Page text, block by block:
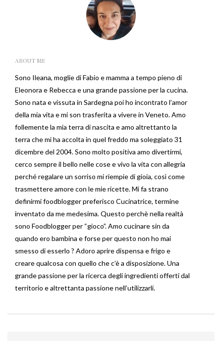
ABOUT ME
Sono Ileana, moglie di Fabio e mamma a tempo pieno di
Eleonora e Rebecca e una grande passione per la cucina.
Sono nata e vissuta in Sardegna poi ho incontrato l’amor
della mia vita e mi son trasferita a vivere in Veneto. Amo
follemente la mia terra di nascita e amo altrettanto la
terra che mi ha accolta in quel freddo ma soleggiato 31
dicembre del 2004. Sono molto positiva amo divertirmi,
cerco sempre il bello nelle cose e vivo la vita con allegria
perché regalare un sorriso mi riempie di gioia, così come
trasmettere amore con le mie ricette. Mi fa strano
definirmi foodblogger preferisco Cucinatrice, termine
inventato da me medesima. Questo perchè nella realtà
sono Foodblogger per “gioco”. Amo cucinare sin da
quando ero bambina e forse per questo non ho mai
smesso di esserlo ? Adoro aprire dispensa e frigo e
creare qualcosa con quello che c’è a disposizione. Una
grande passione per la ricerca degli ingredienti offerti dal
territorio e altrettanta passione nell’utilizzarli.